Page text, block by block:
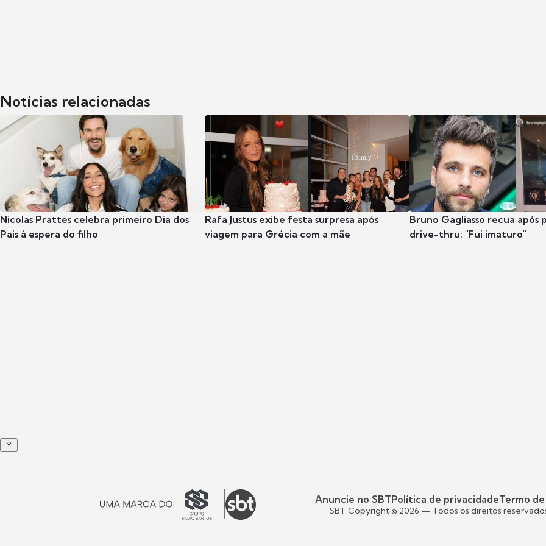
Notícias relacionadas
Nicolas Prattes celebra primeiro Dia dos
Pais à espera do filho
Rafa Justus exibe festa surpresa após
viagem para Grécia com a mãe
Bruno Gagliasso recua após
drive-thru: "Fui imaturo"
Anuncie no SBTPolítica de privacidadeTermo de
SBT Copyright © 2026 — Todos os direitos